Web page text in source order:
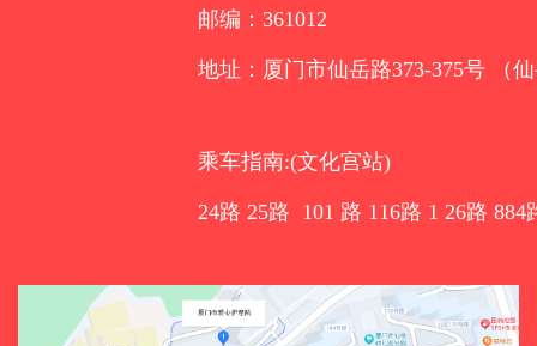
邮编：361012
地址：厦门市仙岳路373-375号 （
乘车指南:(文化宫站)
24路 25路 101 路 116路 1 26路 884